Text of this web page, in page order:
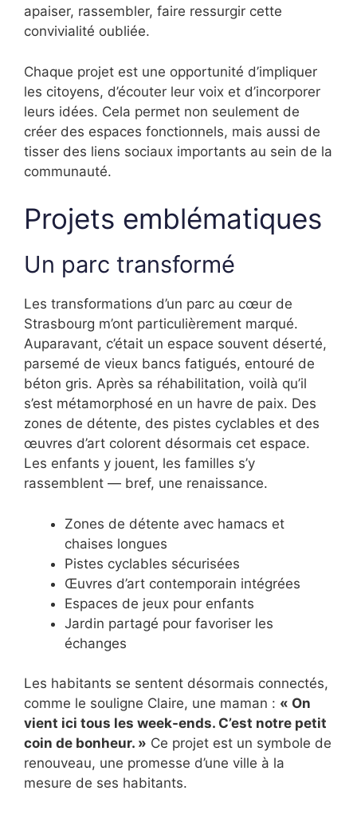
apaiser, rassembler, faire ressurgir cette
convivialité oubliée.
Chaque projet est une opportunité d’impliquer
les citoyens, d’écouter leur voix et d’incorporer
leurs idées. Cela permet non seulement de
créer des espaces fonctionnels, mais aussi de
tisser des liens sociaux importants au sein de la
communauté.
Projets emblématiques
Un parc transformé
Les transformations d’un parc au cœur de
Strasbourg m’ont particulièrement marqué.
Auparavant, c’était un espace souvent déserté,
parsemé de vieux bancs fatigués, entouré de
béton gris. Après sa réhabilitation, voilà qu’il
s’est métamorphosé en un havre de paix. Des
zones de détente, des pistes cyclables et des
œuvres d’art colorent désormais cet espace.
Les enfants y jouent, les familles s’y
rassemblent — bref, une renaissance.
Zones de détente avec hamacs et
chaises longues
Pistes cyclables sécurisées
Œuvres d’art contemporain intégrées
Espaces de jeux pour enfants
Jardin partagé pour favoriser les
échanges
Les habitants se sentent désormais connectés,
comme le souligne Claire, une maman : « On
vient ici tous les week-ends. C’est notre petit
coin de bonheur. » Ce projet est un symbole de
renouveau, une promesse d’une ville à la
mesure de ses habitants.